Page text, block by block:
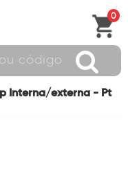
0
Interna/externa - Pt